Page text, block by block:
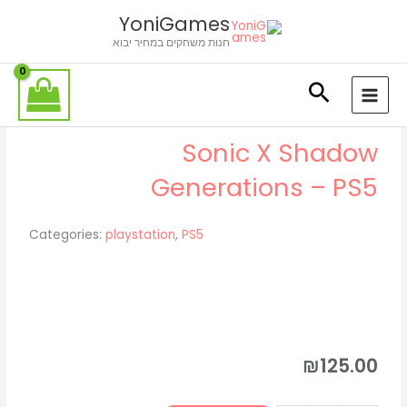
YoniGames
חנות משחקים במחיר יבוא
Sonic X Shadow
Generations – PS5
Categories: playstation,PS5
₪125.00